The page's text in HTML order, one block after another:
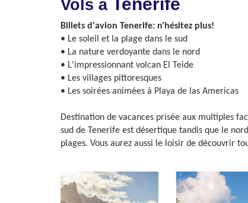
Vols à
Billets d'avion Tenerife: n'hésitez plus!
• Le soleil et la plage dans le sud
• La nature verdoyante dans le nord
• L'impressionnant volcan El Teide
• Les villages pittoresques
• Les soirées animées à Playa de las Americas
Destination de vacances prisée aux multiples
sud de Tenerife est désertique tandis que le
plages. Vous aurez aussi le loisir de découvrir